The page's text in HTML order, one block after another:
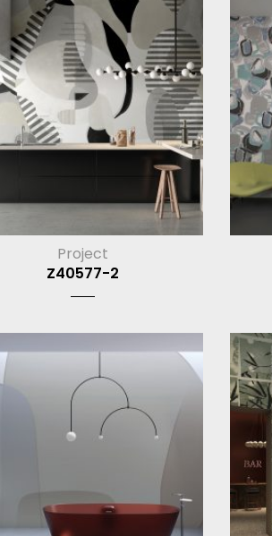
Project
Z40577-2